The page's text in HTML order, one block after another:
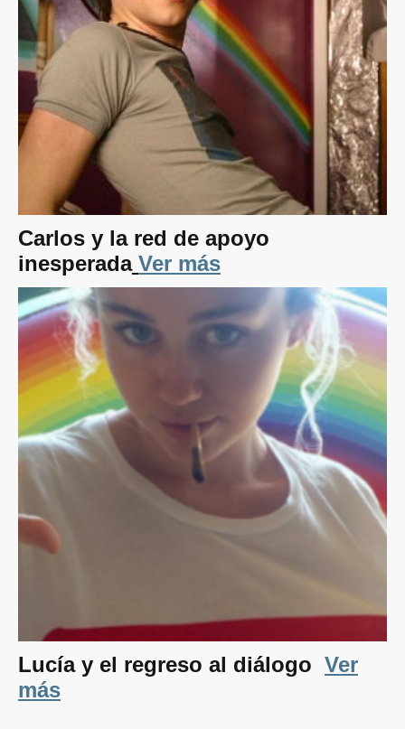
Carlos y la red de apoyo
inesperada Ver más
Lucía y el regreso al diálogo Ver
más